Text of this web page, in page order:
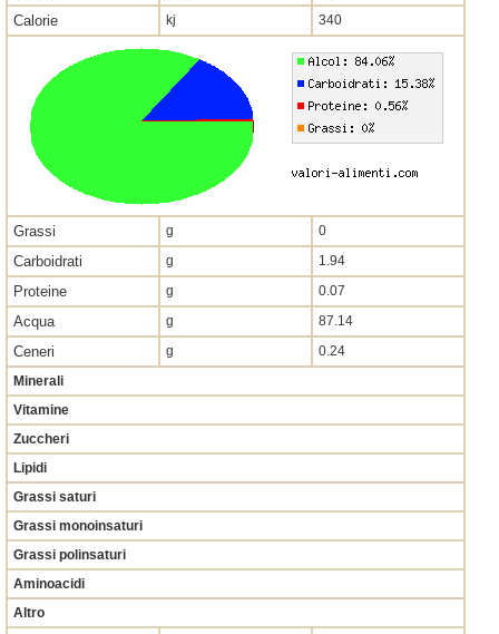
Calorie kj 340
Grassi g 0
Carboidrati g 1.94
Proteine g 0.07
Acqua g 87.14
Ceneri g
0.24
Minerali
Vitamine
Zuccheri
Lipidi
Grassi saturi
Grassi monoinsaturi
Grassi polinsaturi
Aminoacidi
Altro